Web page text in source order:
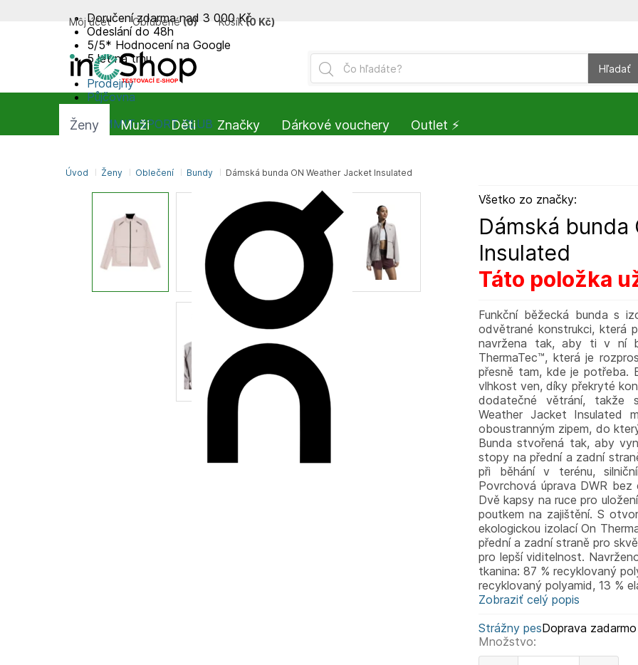
Všetko zo značky:
Dámská bunda
Insulated
Táto položka
Funkční běžecká bunda s
odvětrané konstrukci, která
navržena tak, aby ti v ní
ThermaTec™, která je
přesně tam, kde je potřeba.
vlhkost ven, díky překryté
dodatečné větrání, takže
Weather Jacket Insulated
oboustranným zipem, do
Bunda stvořená tak, aby
stopy na přední a zadní
při běhání v terénu,
Povrchová úprava DWR
Dvě kapsy na ruce pro
poutkem na zajištění. S
ekologickou izolací On
přední a zadní straně pro
pro lepší viditelnost.
tkanina: 87 % recyklovaný
recyklovaný polyamid, 13 %
Zobraziť celý popis
Strážny pes
Množstvo:
Doprava zadarmo
Doručení zdarma nad 3 000 Kč
Odeslání do 48h
5/5* Hodnocení na Google
5 let na trhu
Prodejny
Půjčovna
SUMMIT-SPORT CLUB
Hľadať
Môj účet Obľúbené (0) Košík (0 Kč)
Úvod Ženy Oblečení Bundy Dámská bunda ON Weather Jacket Insulated
Ženy Muži Děti Značky Dárkové vouchery Outlet ⚡️